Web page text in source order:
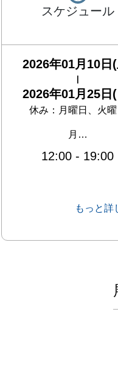
スケジュール
2026年01月10日
2026年01月25日
休み： 月曜日、火
月…
12:00 - 19:00
もっと詳